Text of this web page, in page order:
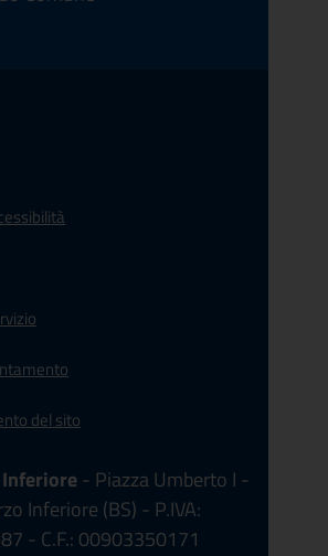
del sito
Inferiore- Piazza Umberto I -
Inferiore (BS) - P.IVA:
- C.F.: 00903350171